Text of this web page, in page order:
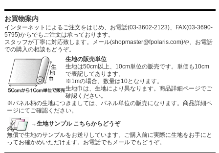
お買物案内
インターネットによるご注文をはじめ、お電話(03-3602-2123)、FAX(03-3690-
5795)からでもご注文は承っております。
スタッフが丁寧に対応致します。メール(shopmaster@fpolaris.com)や、お電話
での購入の相談もどうぞ。
生地の販売単位
生地は50cm以上、10cm単位の販売です。単価も10cm
で表記してあります。
※1mの場合、数量は10となります。
生地巾は、生地により異なります。商品詳細ページでご
確認ください。
※パネル柄の生地につきましては、パネル単位の販売になります。商品詳細ペ
ージにてご確認ください。
→生地サンプル こちらからどうぞ
無償で生地のサンプルをお送りしています。ご購入前に実際に生地をお手にと
ってお確かめいただけます。お電話でもメールでもどうぞ。